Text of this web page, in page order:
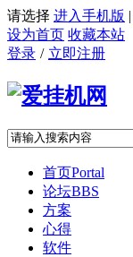
请选择 进入手机版 |
设为首页 收藏本站
登录 / 立即注册
首页Portal
论坛BBS
方案
心得
软件